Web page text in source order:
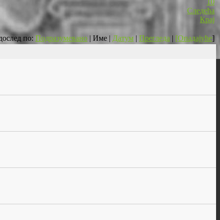
10
Следећа
Крај
по: Подразумевано | Име | Датум | Прегледа | [Опадајуће]